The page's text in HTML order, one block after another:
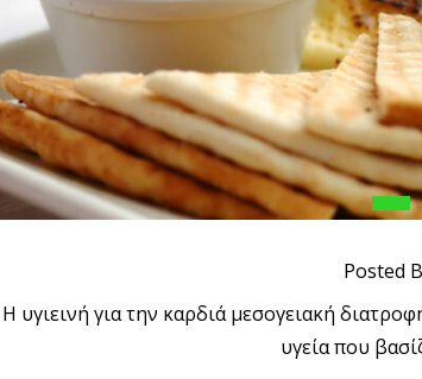
Posted
Η υγιεινή για την καρδιά μεσογειακή διατροφή είναι
στα